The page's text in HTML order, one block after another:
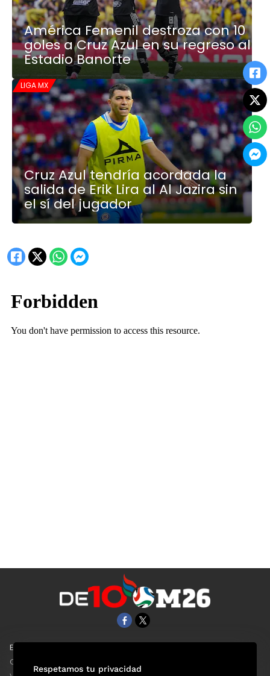
América Femenil destroza con 10
goles a Cruz Azul en su regreso al
Estadio Banorte
LIGA MX
Cruz Azul tendría acordada la
salida de Erik Lira al Al Jazira sin
el sí del jugador
EL UNIVERSAL
Clase
Respetamos tu privacidad